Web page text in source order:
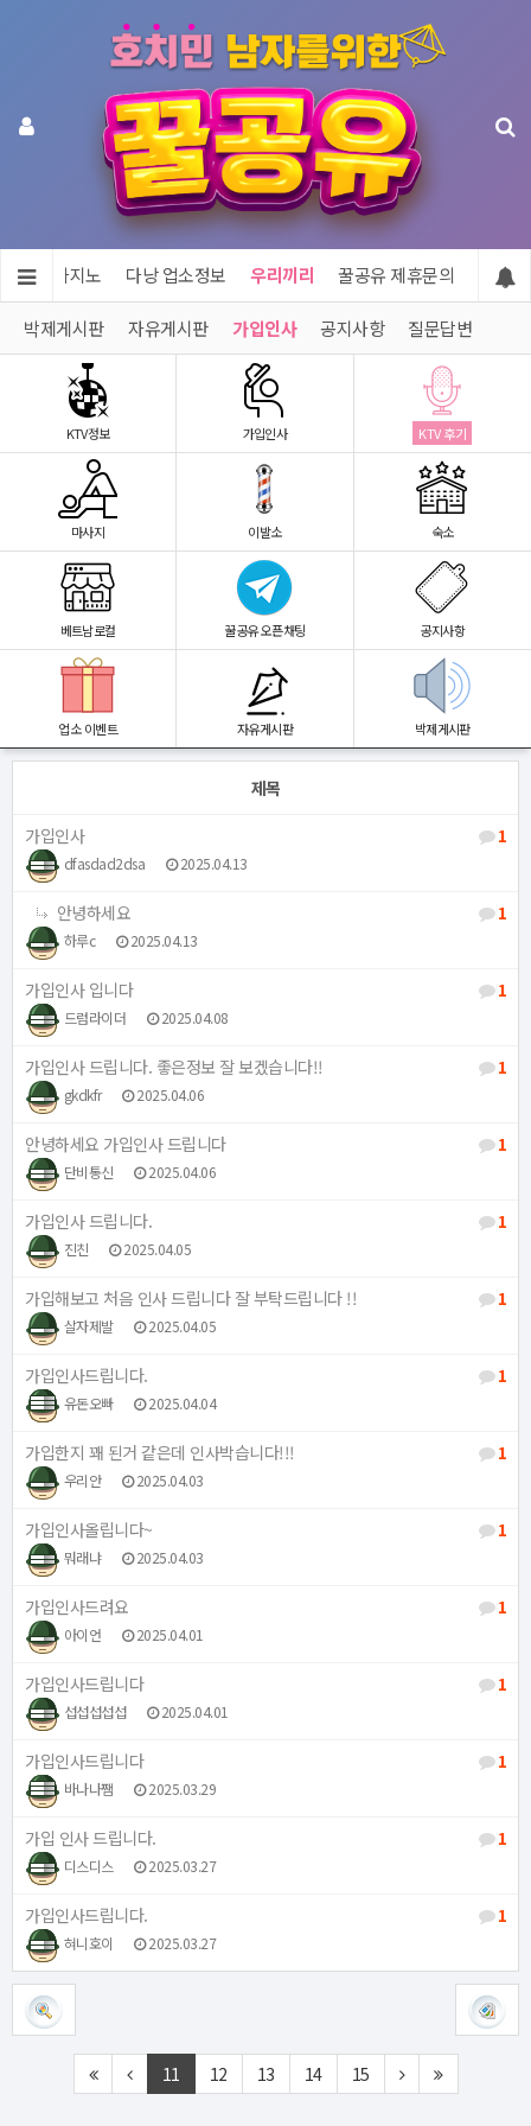
어 & 카지노 다낭 업소정보 우리끼리 꿀공유 제휴문의
박제게시판 자유게시판 가입인사 공지사항 질문답변
KTV정보 가입인사 KTV 후기
마사지 이발소 숙소
베트남로컬 꿀공유 오픈채팅 공지사항
업소 이벤트 자유게시판 박제게시판
제목
1
가입인사
dfasdad2dsa 2025.04.13
1
안녕하세요
하루c 2025.04.13
1
가입인사 입니다
드럼라이더 2025.04.08
1
가입인사 드립니다. 좋은정보 잘 보겠습니다!!
gkdkfr 2025.04.06
1
안녕하세요 가입인사 드립니다
단비통신 2025.04.06
1
가입인사 드립니다.
진친 2025.04.05
1
가입해보고 처음 인사 드립니다 잘 부탁드립니다 !!
살자제발 2025.04.05
1
가입인사드립니다.
유돈오빠 2025.04.04
1
가입한지 꽤 된거 같은데 인사박습니다!!!
우리안 2025.04.03
1
가입인사올립니다~
뭐래냐 2025.04.03
1
가입인사드려요
아이언 2025.04.01
1
가입인사드립니다
섭섭섭섭섭 2025.04.01
1
가입인사드립니다
바나나쨈 2025.03.29
1
가입 인사 드립니다.
디스디스 2025.03.27
1
가입인사드립니다.
혀니호이 2025.03.27
11 12 13 14 15